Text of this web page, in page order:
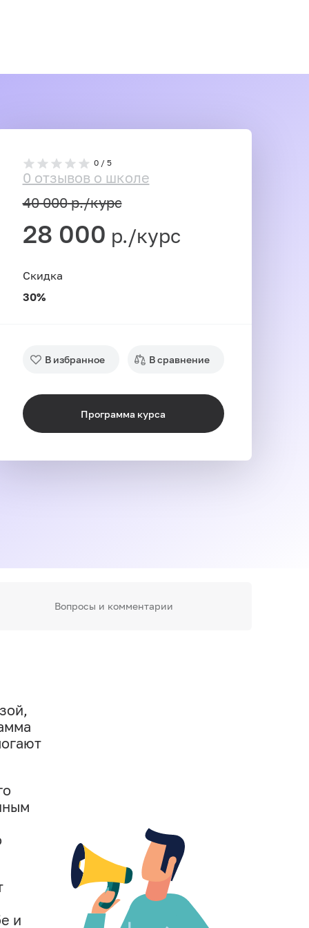
0 / 5
0 отзывов о школе
40 000р./курс
28 000 р./курс
Скидка
30%
В избранное В сравнение
Программа курса
Вопросы и комментарии
и